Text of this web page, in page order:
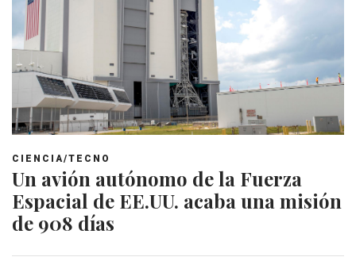
CIENCIA/TECNO
Un avión autónomo de la Fuerza
Espacial de EE.UU. acaba una misión
de 908 días